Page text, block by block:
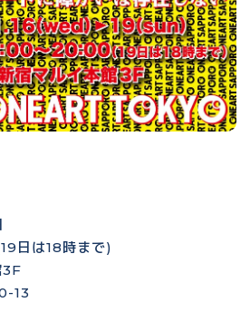
日は18時まで)
3F
13